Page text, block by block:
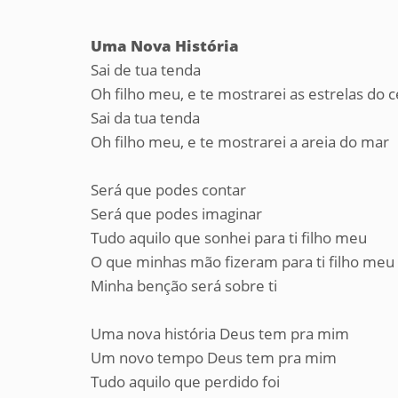
Uma Nova História
Sai de tua tenda
Oh filho meu, e te mostrarei as estrelas do
Sai da tua tenda
Oh filho meu, e te mostrarei a areia do mar
Será que podes contar
Será que podes imaginar
Tudo aquilo que sonhei para ti filho meu
O que minhas mão fizeram para ti filho meu
Minha benção será sobre ti
Uma nova história Deus tem pra mim
Um novo tempo Deus tem pra mim
Tudo aquilo que perdido foi